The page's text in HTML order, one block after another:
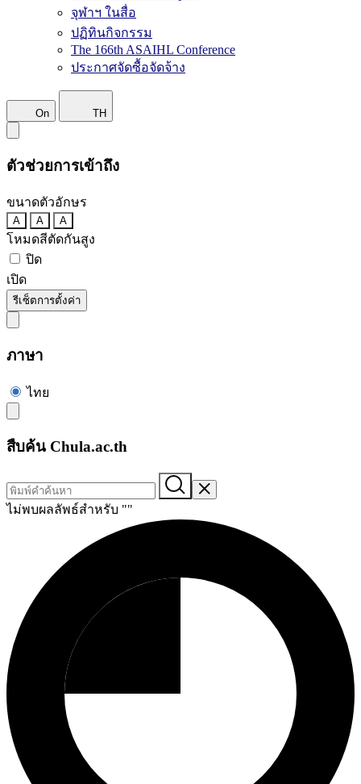
จุฬาฯ ในสื่อ
ปฏิทินกิจกรรม
The 166th ASAIHL Conference
ประกาศจัดซื้อจัดจ้าง
On TH
ตัวช่วยการเข้าถึง
ขนาดตัวอักษร
A A A
โหมดสีตัดกันสูง
ปิด
เปิด
รีเซ็ตการตั้งค่า
ภาษา
ไทย
สืบค้น Chula.ac.th
ไม่พบผลลัพธ์สำหรับ ""